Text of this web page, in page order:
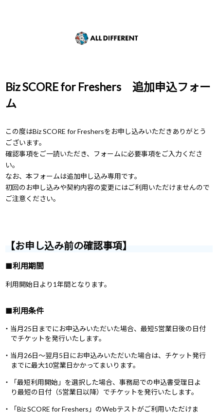
Biz SCORE for Freshers 追加申込フォー
ム
この度はBiz SCORE for Freshersをお申し込みいただきありがとう
ございます。
確認事項をご一読いただき、フォームに必要事項をご入力くださ
い。
なお、本フォームは追加申し込み専用です。
初回のお申し込みや契約内容の変更にはご利用いただけませんので
ご注意ください。
【お申し込み前の確認事項】
■利用期間
利用開始日より1年間となります。
■利用条件
・当月25日までにお申込みいただいた場合、最短5営業日後の日付
でチケットを発行いたします。
・当月26日～翌月5日にお申込みいただいた場合は、チケット発行
までに最大10営業日かかってまいります。
・「最短利用開始」を選択した場合、事務局での申込書受理日よ
り最短の日付（5営業日以降）でチケットを発行いたします。
・「Biz SCORE for Freshers」のWebテストがご利用いただけま